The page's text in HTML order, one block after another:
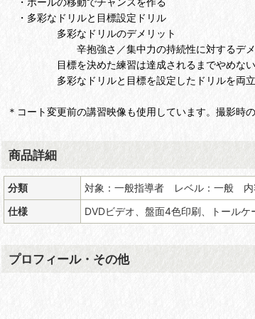
・多彩なドリルと目標設定ドリル
多彩なドリルのデメリット
辛抱強さ／集中力の持続性に対するデメ
目標を決めた練習は達成されるまでやめない
多彩なドリルと目標を設定したドリルを両立
＊コート変更前の講習映像も使用しています。撮影時
商品詳細
分類
対象：一般指導者 レベル：一般 内
仕様
DVDビデオ、盤面4色印刷、トール
プロフィール・その他